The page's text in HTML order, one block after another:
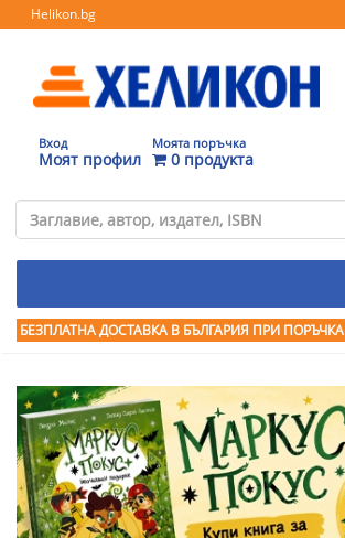
Helikon.bg
Вход
Моят профил
Моята поръчка
0 продукта
БЕЗПЛАТНА ДОСТАВКА В БЪЛГАРИЯ ПРИ ПОРЪЧКА